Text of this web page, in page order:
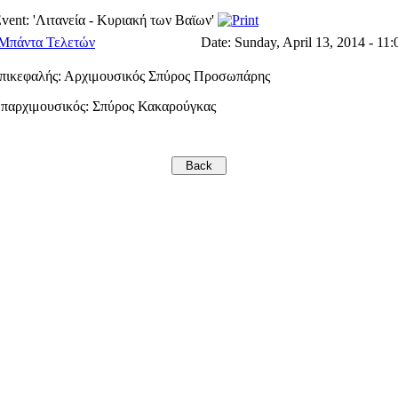
'Λιτανεία - Κυριακή των Βαϊων'
Τελετών
Date: Sunday, April 13, 2014 -
Αρχιμουσικός Σπύρος Προσωπάρης
Σπύρος Κακαρούγκας